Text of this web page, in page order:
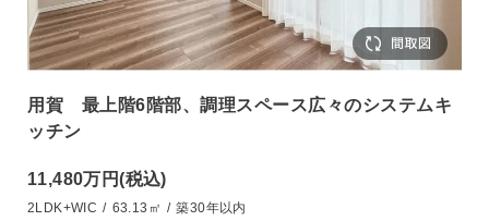
用賀 最上階6階部、調理スペース広々のシステムキ
ッチン
11,480万円(税込)
2LDK+WIC / 63.13㎡ / 築30年以内